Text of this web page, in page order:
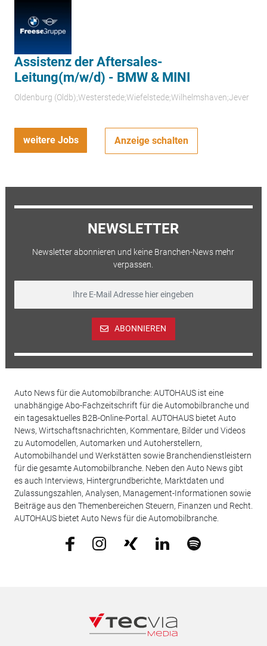
Assistenz der Aftersales-
Leitung(m/w/d) - BMW & MINI
Oldenburg (Oldb);Westerstede;Wiefelstede;Wilhelmshaven;Jever
weitere Jobs Anzeige schalten
NEWSLETTER
Newsletter abonnieren und keine Branchen-News mehr
verpassen.
ABONNIEREN
Auto News für die Automobilbranche: AUTOHAUS ist eine
unabhängige Abo-Fachzeitschrift für die Automobilbranche und
ein tagesaktuelles B2B-Online-Portal. AUTOHAUS bietet Auto
News, Wirtschaftsnachrichten, Kommentare, Bilder und Videos
zu Automodellen, Automarken und Autoherstellern,
Automobilhandel und Werkstätten sowie Branchendienstleistern
für die gesamte Automobilbranche. Neben den Auto News gibt
es auch Interviews, Hintergrundberichte, Marktdaten und
Zulassungszahlen, Analysen, Management-Informationen sowie
Beiträge aus den Themenbereichen Steuern, Finanzen und Recht.
AUTOHAUS bietet Auto News für die Automobilbranche.